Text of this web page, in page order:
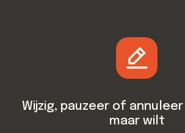
Wijzig, pauzeer of
maar wilt